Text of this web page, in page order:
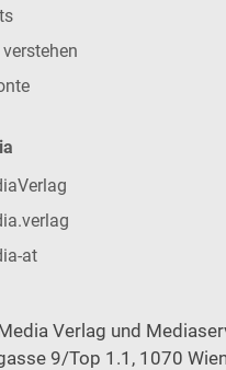
at
Verlag und
9/Top 1.1, 1070